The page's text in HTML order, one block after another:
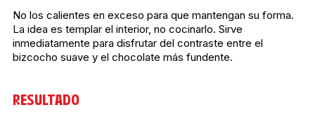
No los calientes en exceso para que mantengan su forma.
La idea es templar el interior, no cocinarlo. Sirve
inmediatamente para disfrutar del contraste entre el
bizcocho suave y el chocolate más fundente.
RESULTADO